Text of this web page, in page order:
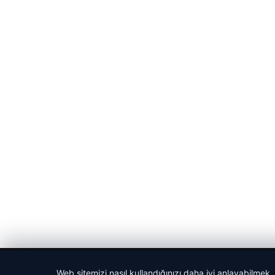
Web sitemizi nasıl kullandığınızı daha iyi